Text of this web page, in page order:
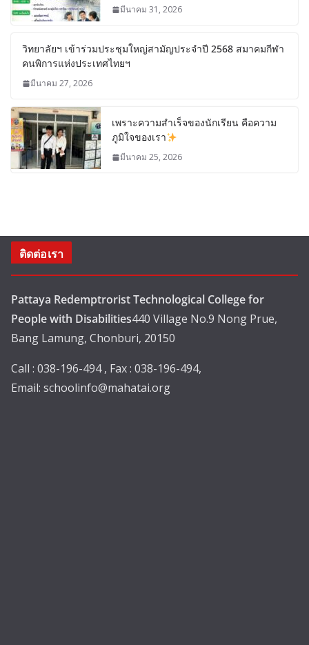
มีนาคม 31, 2026
วิทยาลัยฯ เข้าร่วมประชุมใหญ่สามัญประจำปี 2568 สมาคมกีฬา
คนพิการแห่งประเทศไทยฯ
มีนาคม 27, 2026
เพราะความสำเร็จของนักเรียน คือความ
ภูมิใจของเรา
มีนาคม 25, 2026
ติดต่อเรา
Pattaya Redemptrorist Technological College for
People with Disabilities440 Village No.9 Nong Prue,
Bang Lamung, Chonburi, 20150
Call : 038-196-494 , Fax : 038-196-494,
Email: schoolinfo@mahatai.org